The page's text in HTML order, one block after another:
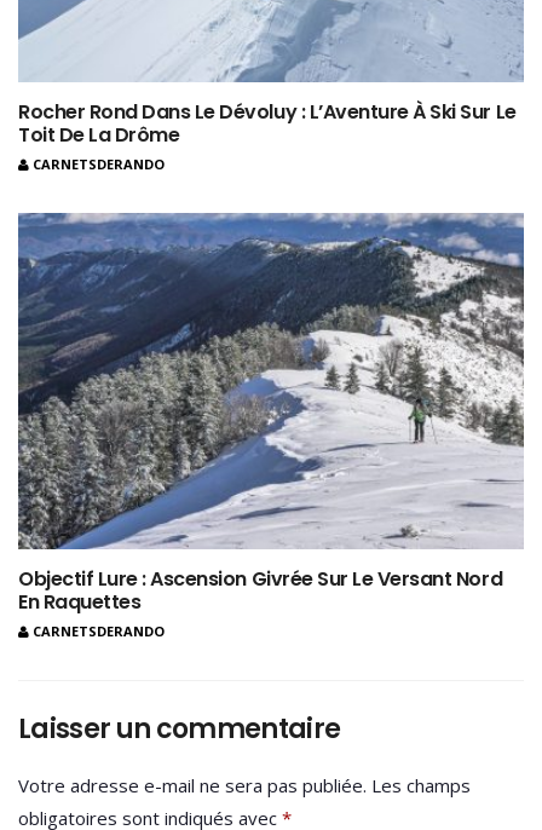
Rocher Rond Dans Le Dévoluy : L’Aventure À Ski Sur Le
Toit De La Drôme
CARNETSDERANDO
Objectif Lure : Ascension Givrée Sur Le Versant Nord
En Raquettes
CARNETSDERANDO
Laisser un commentaire
Votre adresse e-mail ne sera pas publiée. Les champs
obligatoires sont indiqués avec *